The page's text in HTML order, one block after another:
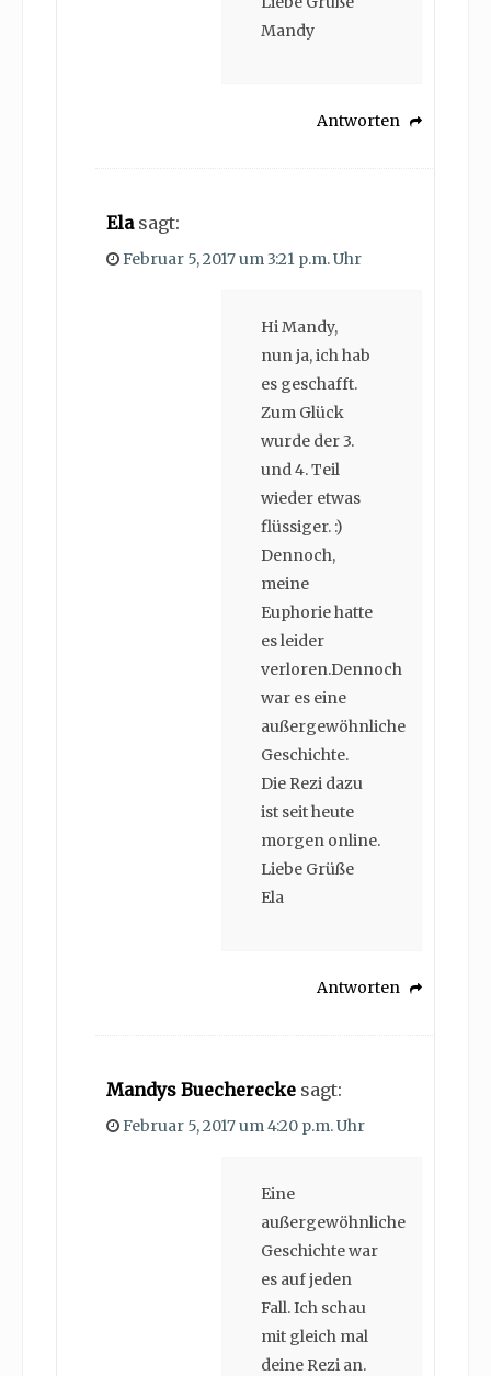
Mandy
Antworten
Ela sagt:
Februar 5, 2017 um 3:21 p.m. Uhr
Hi Mandy,
nun ja, ich hab
es geschafft.
Zum Glück
wurde der 3.
und 4. Teil
wieder etwas
flüssiger. :)
Dennoch,
meine
Euphorie hatte
es leider
verloren.Dennoch
war es eine
außergewöhnliche
Geschichte.
Die Rezi dazu
ist seit heute
morgen online.
Liebe Grüße
Ela
Antworten
Mandys Buecherecke sagt:
Februar 5, 2017 um 4:20 p.m. Uhr
Eine
außergewöhnliche
Geschichte war
es auf jeden
Fall. Ich schau
mit gleich mal
deine Rezi an.